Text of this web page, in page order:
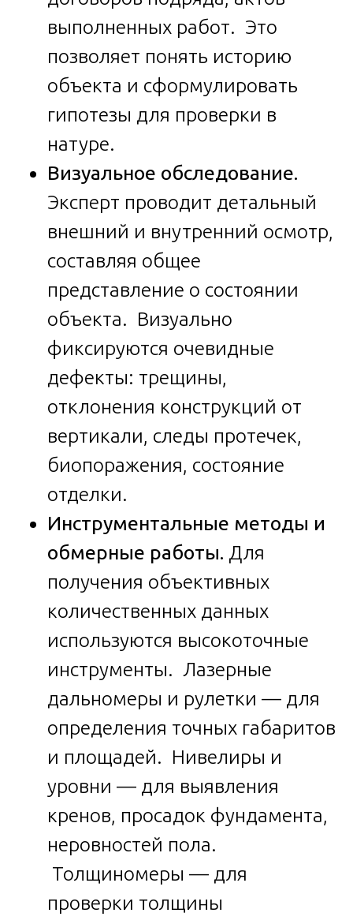
выполненных работ. Это
позволяет понять историю
объекта и сформулировать
гипотезы для проверки в
натуре.
Визуальное обследование.
Эксперт проводит детальный
внешний и внутренний осмотр,
составляя общее
представление о состоянии
объекта. Визуально
фиксируются очевидные
дефекты: трещины,
отклонения конструкций от
вертикали, следы протечек,
биопоражения, состояние
отделки.
Инструментальные методы и
обмерные работы. Для
получения объективных
количественных данных
используются высокоточные
инструменты. Лазерные
дальномеры и рулетки — для
определения точных габаритов
и площадей. Нивелиры и
уровни — для выявления
кренов, просадок фундамента,
неровностей пола.
Толщиномеры — для
проверки толщины